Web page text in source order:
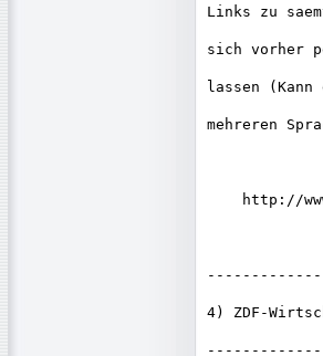
Links zu
sich vorher
lassen
mehreren
http://
4) ZDF-